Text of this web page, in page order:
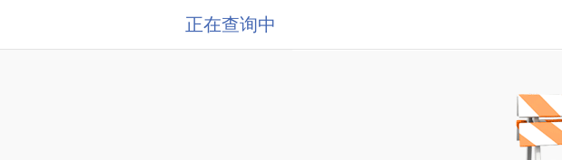
正在查询中